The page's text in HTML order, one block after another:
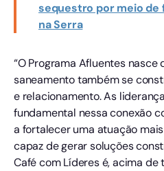
sequestro por meio de
na Serra
“O Programa Afluentes
saneamento também se
e relacionamento. As
fundamental nessa conexão
a fortalecer uma atuação
capaz de gerar soluções
Café com Líderes é, acima